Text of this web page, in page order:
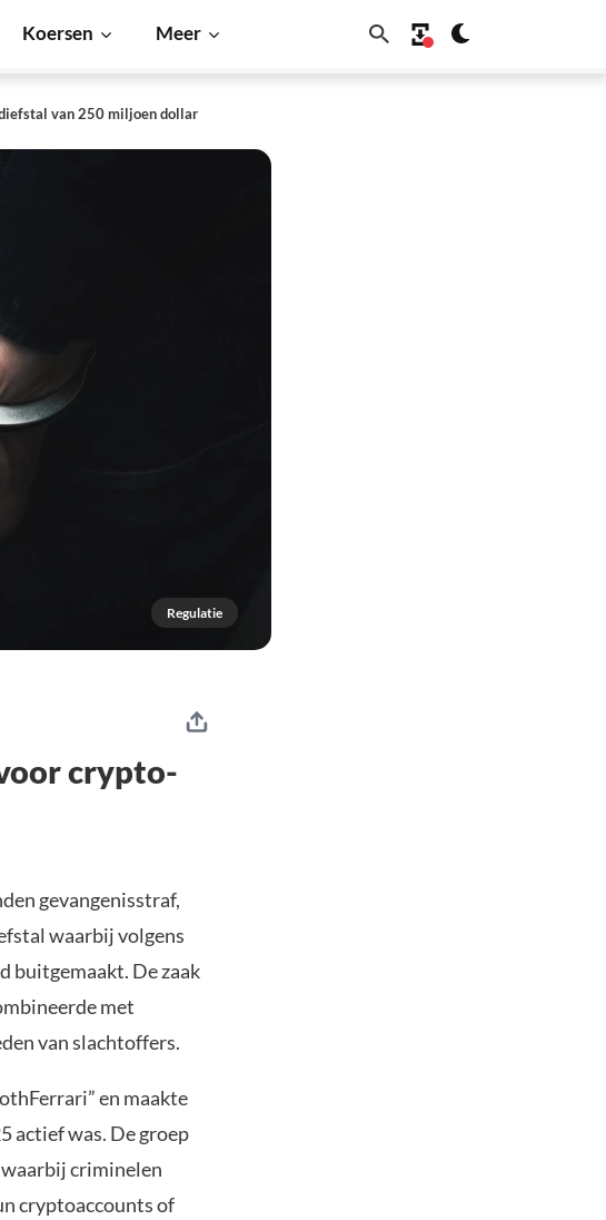
Koersen Meer
van 250 miljoen dollar
Regulatie
crypto-
gevangenisstraf,
waarbij volgens
buitgemaakt. De zaak
met
van slachtoffers.
en maakte
actief was. De groep
criminelen
cryptoaccounts of